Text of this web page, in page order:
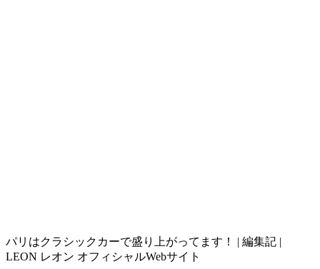
パリはクラシックカーで盛り上がってます！ | 編集記 |
LEON レオン オフィシャルWebサイト